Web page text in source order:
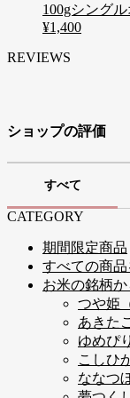
100gシング
¥1,400
REVIEWS
ショップの評価
すべて
CATEGORY
期間限定商品
すべての商品
お米の銘柄
つや姫
あきた
ゆめぴ
こしひ
ななつ